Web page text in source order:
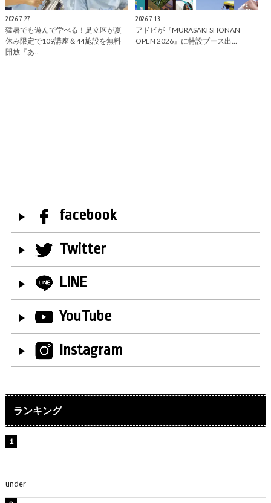
2026.7.27
猛暑でも遊んで学べる！足立区が夏
休み限定で109講座＆44施設を無料
開放『あ…
2026.7.13
アドビが『MURASAKI SHONAN
OPEN 2026』に特設ブース出…
facebook
Twitter
LINE
YouTube
Instagram
ランキング
under